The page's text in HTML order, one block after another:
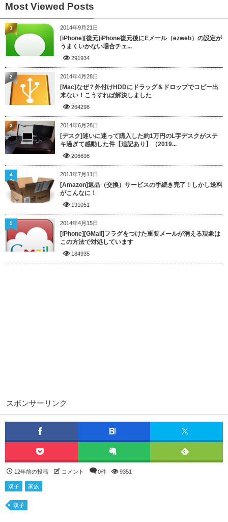
Most Viewed Posts
2014年9月21日
[iPhone][復元]iPhone復元後にEメール（ezweb）の設定が
うまくいかない場合チェ...
291934
1
2014年4月28日
[Mac]なぜ？外付けHDDにドラッグ＆ドロップでコピー出
来ない！こうすれば解決しました
264298
2
2014年6月28日
[デスク]迷いに迷って購入した約1万円のL字デスクがステ
キ過ぎて感動した件【追記あり】（2019...
206698
3
2013年7月11日
[Amazon]返品（交換）サービスの手続き完了！しかし送料
がこんなに！
191051
4
2014年4月15日
[iPhone][GMail]フラグをつけた重要メールが消える現象は
この方法で対処しています
184935
5
スポンサーリンク
12年前の投稿 コメント 0件 9351
双子 家族
双子